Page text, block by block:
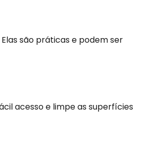
são práticas e podem ser
acesso e limpe as superfícies